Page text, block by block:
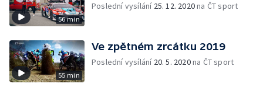
56 min
Poslední vysílání 25. 12. 2020na ČT sport
55 min
Ve zpětném zrcátku 2019
Poslední vysílání 20. 5. 2020na ČT sport